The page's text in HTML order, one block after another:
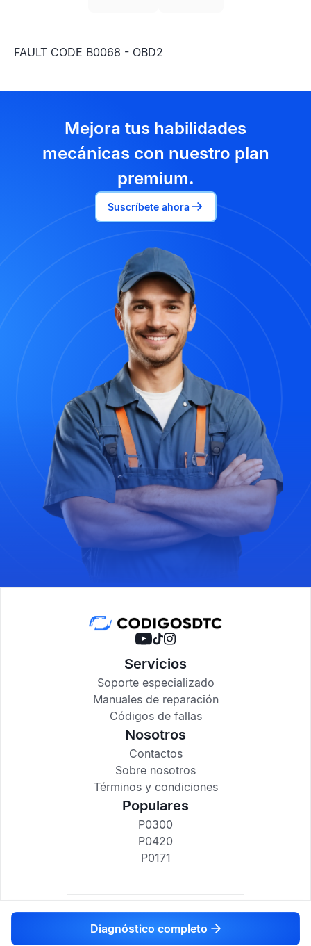
FAULT CODE B0068 - OBD2
Mejora tus habilidades
mecánicas con nuestro plan
premium.
Suscríbete ahora
Diagnóstico completo
Servicios
Soporte especializado
Manuales de reparación
Códigos de fallas
Nosotros
Contactos
Sobre nosotros
Términos y condiciones
Populares
P0300
P0420
P0171
codigosdtc.com © 2017-2025